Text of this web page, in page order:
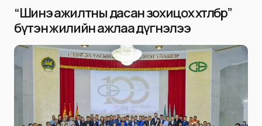
“Шинэ ажилтны дасан зохицох хөтөлбөр”
бүтэн жилийн ажлаа дүгнэлээ